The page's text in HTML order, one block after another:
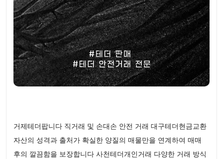
거제테더팝니다 직거래 및 손대손 안전 거래 대구테더현금교환
자산의 성격과 출처가 확실한 양질의 매물만을 연계하여 매매
후의 깔끔함을 보장합니다 사천테더개인거래 다양한 거래 방식